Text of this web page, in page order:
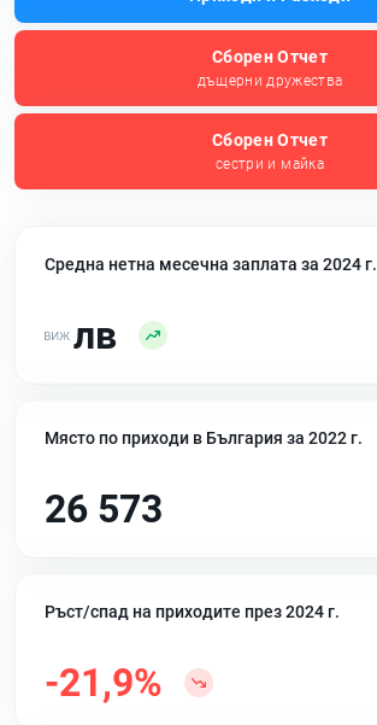
Сборен Отчет
дъщерни дружества
Сборен Отчет
сестри и майка
Средна нетна месечна заплата за 2024 г.
лв
Място по приходи в България за 2022 г.
26 573
Ръст/спад на приходите през 2024 г.
-21,9%